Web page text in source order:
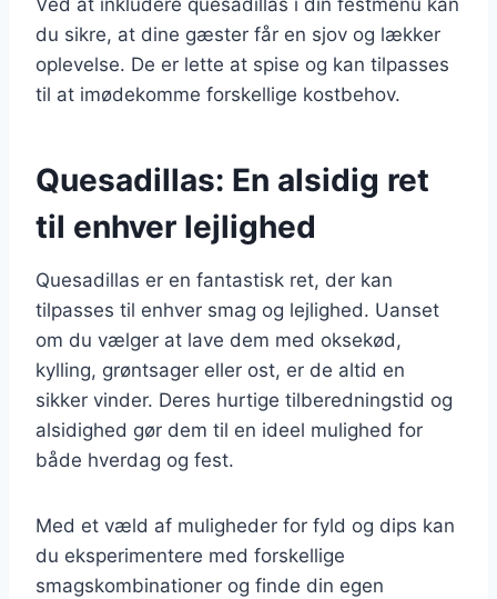
du sikre, at dine gæster får en sjov og lækker
oplevelse. De er lette at spise og kan tilpasses
til at imødekomme forskellige kostbehov.
Quesadillas: En alsidig ret
til enhver lejlighed
Quesadillas er en fantastisk ret, der kan
tilpasses til enhver smag og lejlighed. Uanset
om du vælger at lave dem med oksekød,
kylling, grøntsager eller ost, er de altid en
sikker vinder. Deres hurtige tilberedningstid og
alsidighed gør dem til en ideel mulighed for
både hverdag og fest.
Med et væld af muligheder for fyld og dips kan
du eksperimentere med forskellige
smagskombinationer og finde din egen